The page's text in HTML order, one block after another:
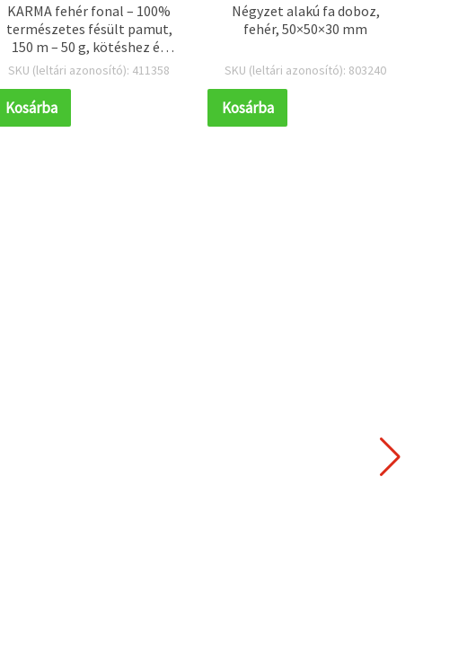
KARMA fehér fonal – 100%
természetes fésült pamut,
150 m – 50 g, kötéshez és
horgoláshoz
SKU (leltári azonosító): 411358
Kosárba
Négyzet alakú fa doboz,
fehér, 50×50×30 mm
SKU (leltári azonosító): 803240
Kosárba